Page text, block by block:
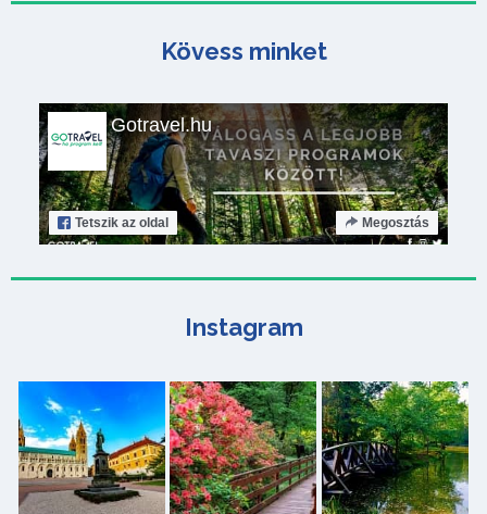
Kövess minket
Gotravel.hu
Tetszik az oldal Megosztás
Instagram